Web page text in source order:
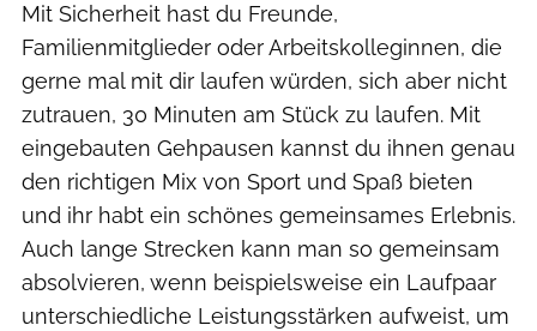
Mit Sicherheit hast du Freunde,
Familienmitglieder oder Arbeitskolleginnen, die
gerne mal mit dir laufen würden, sich aber nicht
zutrauen, 30 Minuten am Stück zu laufen. Mit
eingebauten Gehpausen kannst du ihnen genau
den richtigen Mix von Sport und Spaß bieten
und ihr habt ein schönes gemeinsames Erlebnis.
Auch lange Strecken kann man so gemeinsam
absolvieren, wenn beispielsweise ein Laufpaar
unterschiedliche Leistungsstärken aufweist, um